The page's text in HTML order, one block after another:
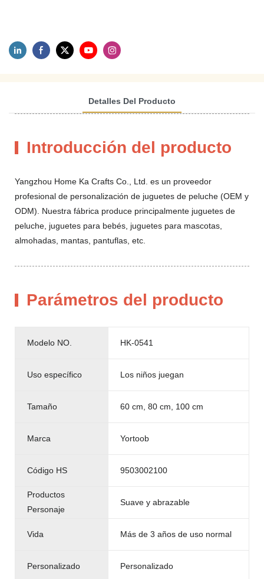
Detalles Del Producto
Introducción del producto
Yangzhou Home Ka Crafts Co., Ltd. es un proveedor
profesional de personalización de juguetes de peluche (OEM y
ODM). Nuestra fábrica produce principalmente juguetes de
peluche, juguetes para bebés, juguetes para mascotas,
almohadas, mantas, pantuflas, etc.
Parámetros del producto
Modelo NO. HK-0541
Uso específico Los niños juegan
Tamaño 60 cm, 80 cm, 100 cm
Marca Yortoob
Código HS 9503002100
Productos
Personaje
Suave y abrazable
Vida Más de 3 años de uso normal
Personalizado Personalizado